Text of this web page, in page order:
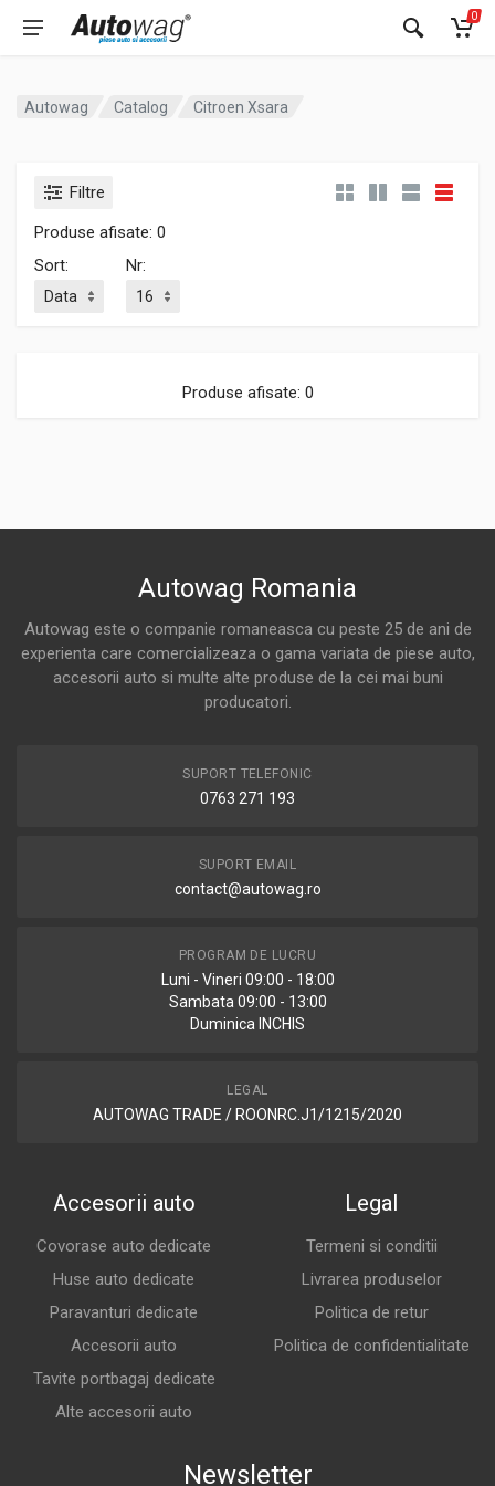
0
Autowag Catalog Citroen Xsara
Filtre
Produse afisate: 0
Sort:
Nr:
Produse afisate: 0
Autowag Romania
Autowag este o companie romaneasca cu peste 25 de ani de
experienta care comercializeaza o gama variata de piese auto,
accesorii auto si multe alte produse de la cei mai buni
producatori.
SUPORT TELEFONIC
0763 271 193
SUPORT EMAIL
contact@autowag.ro
PROGRAM DE LUCRU
Luni - Vineri 09:00 - 18:00
Sambata 09:00 - 13:00
Duminica INCHIS
LEGAL
AUTOWAG TRADE / ROONRC.J1/1215/2020
Accesorii auto
Covorase auto dedicate
Huse auto dedicate
Paravanturi dedicate
Accesorii auto
Tavite portbagaj dedicate
Alte accesorii auto
Legal
Termeni si conditii
Livrarea produselor
Politica de retur
Politica de confidentialitate
Newsletter